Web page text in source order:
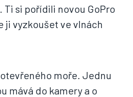
Ti si pořídili novou GoPro
ji vyzkoušet ve vlnách
moře. Jednu
mává do kamery a o